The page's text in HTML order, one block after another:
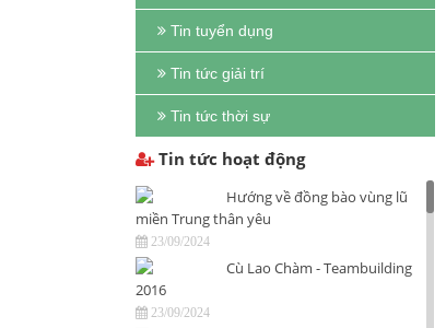
Tin tuyển dụng
Tin tức giải trí
Tin tức thời sự
Tin tức hoạt động
Hướng về đồng bào vùng lũ
miền Trung thân yêu
23/09/2024
Cù Lao Chàm - Teambuilding
2016
23/09/2024